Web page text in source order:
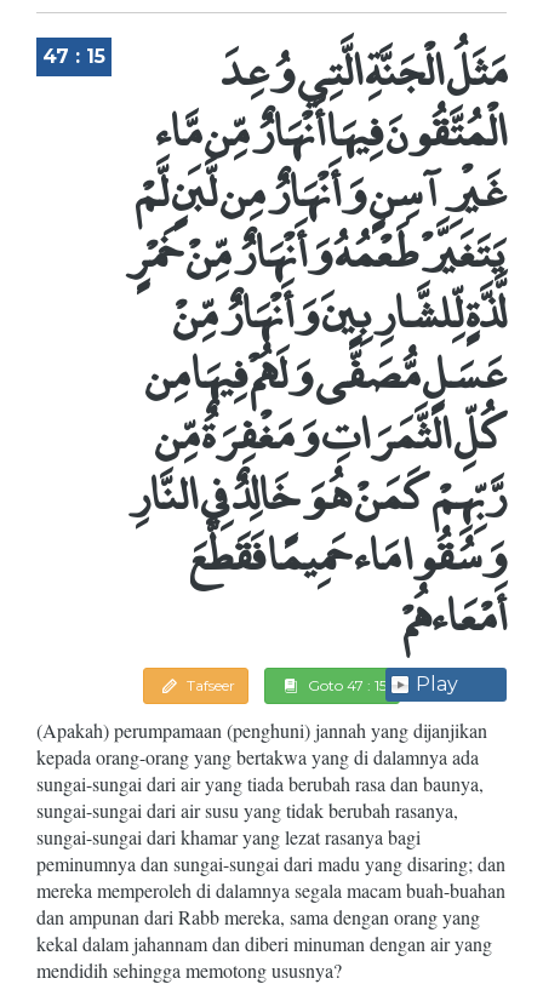
47 : 15 مَثَلُ الْجَنَّةِ الَّتِي وُعِدَ
الْمُتَّقُونَ فِيهَا أَنْهَارٌ مِّن مَّاء
غَيْرِ آسِنٍ وَأَنْهَارٌ مِن لَّبَنٍ لَّمْ
يَتَغَيَّرْ طَعْمُهُ وَأَنْهَارٌ مِّنْ خَمْرٍ
لَّذَّةٍ لِّلشَّارِبِينَ وَأَنْهَارٌ مِّنْ
عَسَلٍ مُّصَفًّى وَلَهُمْ فِيهَا مِن
كُلِّ الثَّمَرَاتِ وَمَغْفِرَةٌ مِّن
رَّبِّهِمْ كَمَنْ هُوَ خَالِدٌ فِي النَّارِ
وَسُقُوا مَاء حَمِيمًا فَقَطَّعَ
أَمْعَاءهُمْ
Tafseer Goto 47 : 15 Play
(Apakah) perumpamaan (penghuni) jannah yang dijanjikan
kepada orang-orang yang bertakwa yang di dalamnya ada
sungai-sungai dari air yang tiada berubah rasa dan baunya,
sungai-sungai dari air susu yang tidak berubah rasanya,
sungai-sungai dari khamar yang lezat rasanya bagi
peminumnya dan sungai-sungai dari madu yang disaring; dan
mereka memperoleh di dalamnya segala macam buah-buahan
dan ampunan dari Rabb mereka, sama dengan orang yang
kekal dalam jahannam dan diberi minuman dengan air yang
mendidih sehingga memotong ususnya?